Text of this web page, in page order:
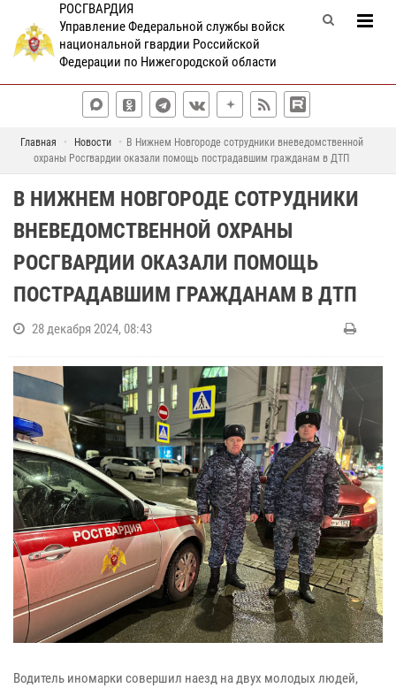
РОСГВАРДИЯ
Управление Федеральной службы войск
национальной гвардии Российской
Федерации по Нижегородской области
Главная Новости
В Нижнем Новгороде сотрудники вневедомственной
охраны Росгвардии оказали помощь пострадавшим гражданам в ДТП
В НИЖНЕМ НОВГОРОДЕ СОТРУДНИКИ
ВНЕВЕДОМСТВЕННОЙ ОХРАНЫ
РОСГВАРДИИ ОКАЗАЛИ ПОМОЩЬ
ПОСТРАДАВШИМ ГРАЖДАНАМ В ДТП
28 декабря 2024, 08:43
Водитель иномарки совершил наезд на двух молодых людей,